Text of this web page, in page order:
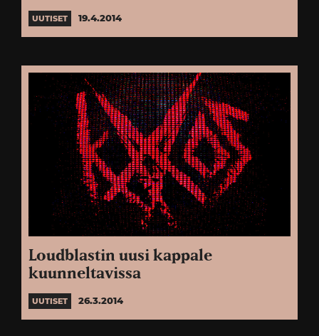
UUTISET 19.4.2014
Loudblastin uusi kappale
kuunneltavissa
UUTISET 26.3.2014